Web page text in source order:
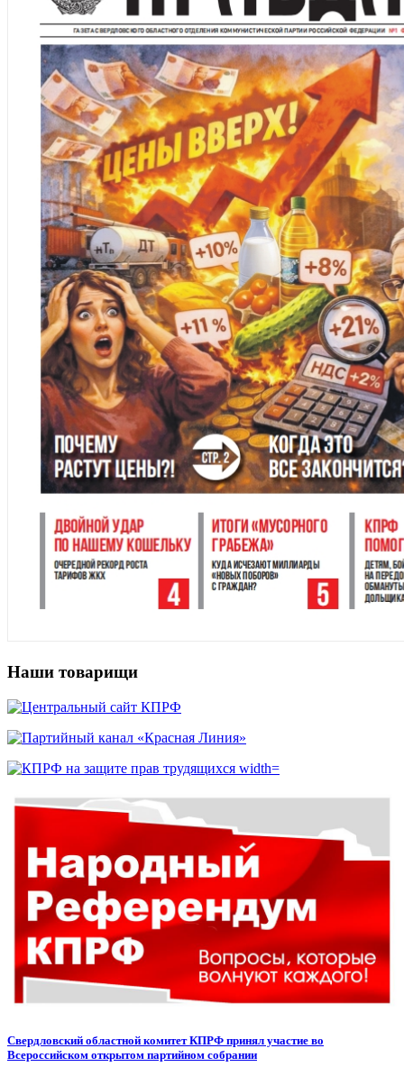
Наши товарищи
Свердловский областной комитет КПРФ принял участие во
Всероссийском открытом партийном собрании